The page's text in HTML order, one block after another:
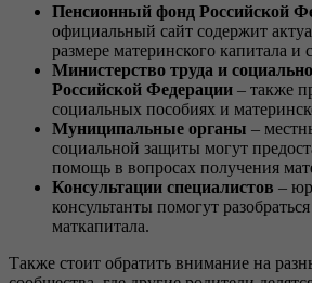
Пенсионный фонд Российской
официальный сайт содержит
размере материнского капитала и
Министерство труда и
Российской Федерации – также
социальных пособиях и
Муниципальные органы –
социальной защиты могут
помощь в вопросах получения
Консультации специалистов –
консультанты помогут
маткапитала.
Также стоит обратить внимание на